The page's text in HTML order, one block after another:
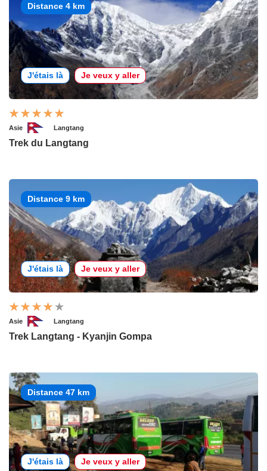
Distance 4 km
J'étais là Je veux y aller
Asie Langtang
Trek du Langtang
Distance 9 km
J'étais là Je veux y aller
Asie Langtang
Trek Langtang - Kyanjin Gompa
Distance 47 km
J'étais là Je veux y aller